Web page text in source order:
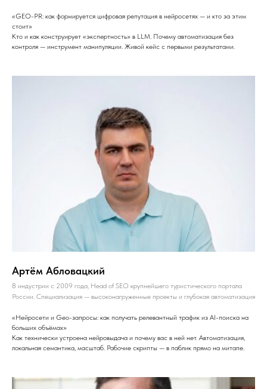
«GEO-PR: как формируется цифровая репутация в нейросетях — и кто за этим
стоит»
Кто и как конструирует «экспертность» в LLM. Почему автоматизация без
контроля — инструмент манипуляции. Живой кейс с первыми результатами.
Артём Абловацкий
В индустрии с 2009 года, Head of SEO крупнейшего туристического портала
России. Специализация — высоконагруженные проекты и глубокая автоматизация
«Нейросети и Geo-запросы: как получать релевантный трафик из AI-поиска на
больших объёмах»
Как технически устроена нейровыдача и почему вас в ней нет. Автоматизация,
локальная семантика, масштаб. Рабочие скрипты — в паблик прямо на митапе.